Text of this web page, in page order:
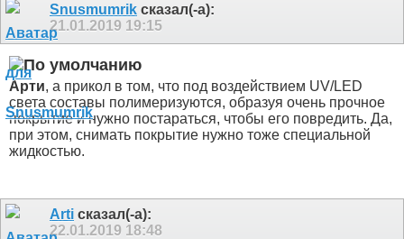
Snusmumrik сказал(-а):
21.01.2019 19:15
Арти, а прикол в том, что под воздействием UV/LED
света составы полимеризуются, образуя очень прочное
покрытие и нужно постараться, чтобы его повредить. Да,
при этом, снимать покрытие нужно тоже специальной
жидкостью.
Arti сказал(-а):
22.01.2019 18:48